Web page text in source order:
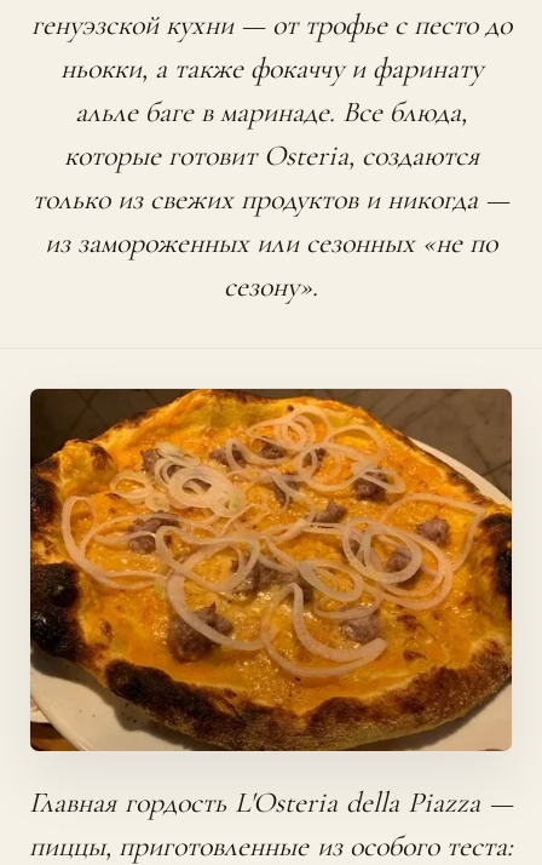
генуэзской кухни — от трофье с песто до
ньокки, а также фокаччу и фаринату
альле баге в маринаде. Все блюда,
которые готовит Osteria, создаются
только из свежих продуктов и никогда —
из замороженных или сезонных «не по
сезону».
Главная гордость L'Osteria della Piazza —
пиццы, приготовленные из особого теста: